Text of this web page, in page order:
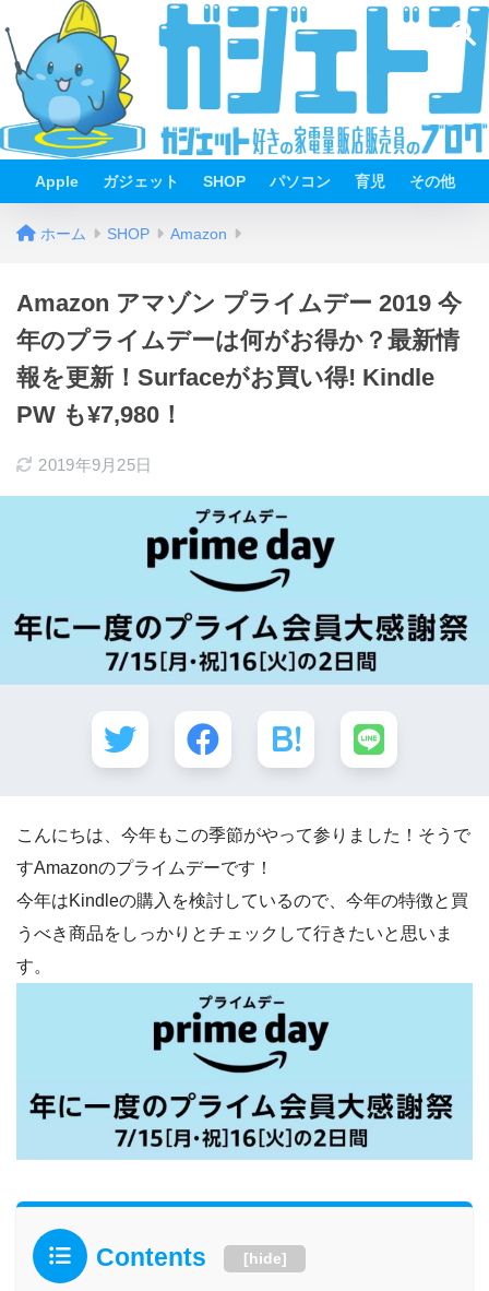
Apple ガジェット SHOP パソコン 育児 その他
ホーム SHOP Amazon
Amazon アマゾン プライムデー 2019 今
年のプライムデーは何がお得か？最新情
報を更新！Surfaceがお買い得! Kindle
PW も¥7,980！
2019年9月25日
こんにちは、今年もこの季節がやって参りました！そうで
すAmazonのプライムデーです！
今年はKindleの購入を検討しているので、今年の特徴と買
うべき商品をしっかりとチェックして行きたいと思いま
す。
Contents [hide]